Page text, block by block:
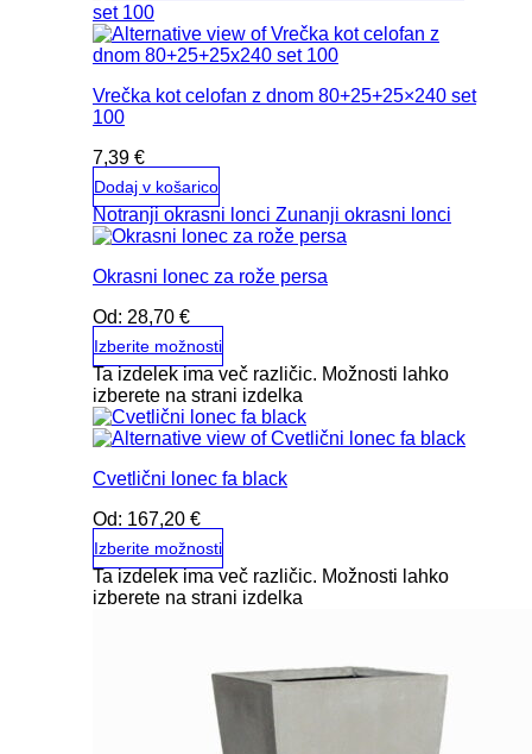
Vrečka kot celofan z dnom 80+25+25×240 set
100
7,39 €
Dodaj v košarico
Notranji okrasni lonci Zunanji okrasni lonci
Okrasni lonec za rože persa
Od: 28,70 €
Izberite možnosti
Ta izdelek ima več različic. Možnosti lahko
izberete na strani izdelka
Cvetlični lonec fa black
Od: 167,20 €
Izberite možnosti
Ta izdelek ima več različic. Možnosti lahko
izberete na strani izdelka